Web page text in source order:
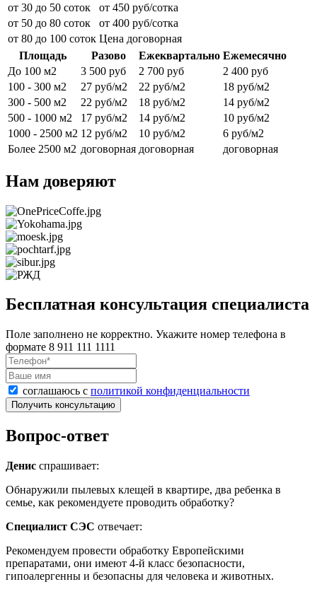
от 30 до 50 соток
от 450 руб/сотка
от 50 до 80 соток
от 400 руб/сотка
от 80 до 100 соток Цена договорная
Площадь
Разово Ежеквартально Ежемесячно
До 100 м2
3 500 руб 2 700 руб
2 400 руб
100 - 300 м2
27 руб/м2 22 руб/м2
18 руб/м2
300 - 500 м2
22 руб/м2 18 руб/м2
14 руб/м2
500 - 1000 м2
17 руб/м2 14 руб/м2
10 руб/м2
1000 - 2500 м2 12 руб/м2 10 руб/м2
6 руб/м2
Более 2500 м2 договорная договорная договорная
Нам доверяют
Бесплатная консультация специалиста
Поле заполнено не корректно. Укажите номер телефона в
формате 8 911 111 1111
соглашаюсь с политикой конфиденциальности
Получить консультацию
Вопрос-ответ
Денис спрашивает:
Обнаружили пылевых клещей в квартире, два ребенка в
семье, как рекомендуете проводить обработку?
Специалист СЭС отвечает:
Рекомендуем провести обработку Европейскими
препаратами, они имеют 4-й класс безопасности,
гипоалергенны и безопасны для человека и животных.